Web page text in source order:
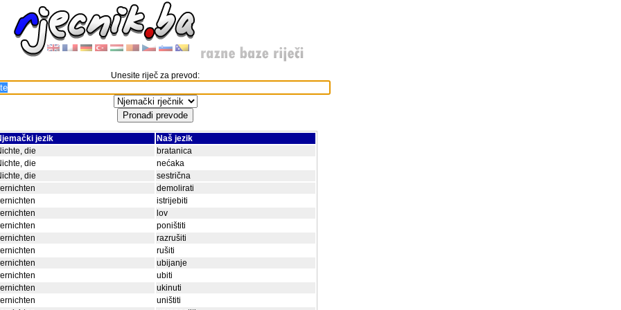
Unesite riječ za prevod:
jezik
Naš jezik
die
bratanica
die
nećaka
die
sestrična
demolirati
istrijebiti
lov
poništiti
razrušiti
rušiti
ubijanje
ubiti
ukinuti
uništiti